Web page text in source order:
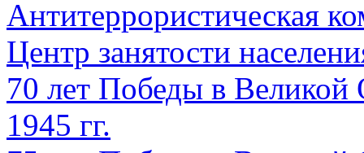
Антитеррористическая
Центр занятости
70 лет Победы в Великой
1945 гг.